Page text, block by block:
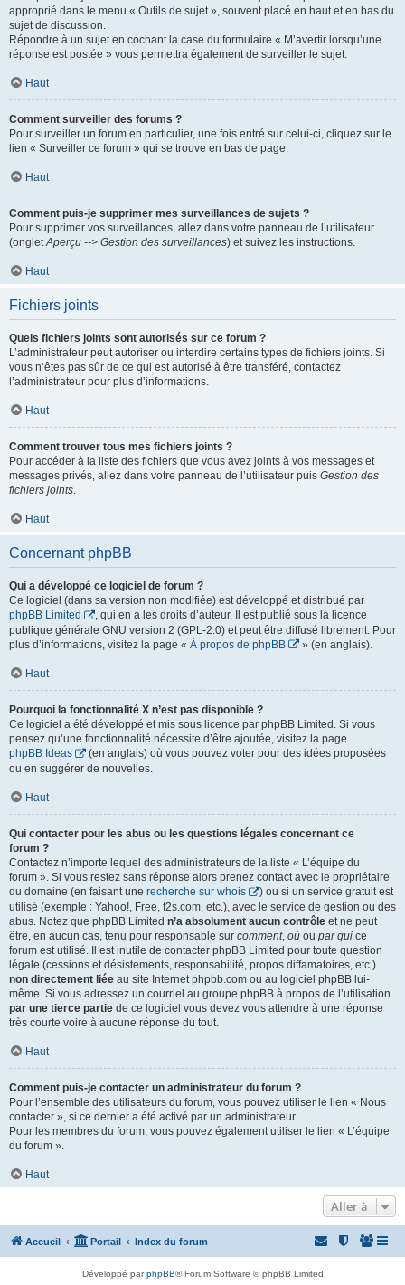
approprié dans le menu « Outils de sujet », souvent placé en haut et en bas du
sujet de discussion.
Répondre à un sujet en cochant la case du formulaire « M’avertir lorsqu’une
réponse est postée » vous permettra également de surveiller le sujet.
Haut
Comment surveiller des forums ?
Pour surveiller un forum en particulier, une fois entré sur celui-ci, cliquez sur le
lien « Surveiller ce forum » qui se trouve en bas de page.
Haut
Comment puis-je supprimer mes surveillances de sujets ?
Pour supprimer vos surveillances, allez dans votre panneau de l’utilisateur
(ongletAperçu --> Gestion des surveillances) et suivez les instructions.
Haut
Fichiers joints
Quels fichiers joints sont autorisés sur ce forum ?
L’administrateur peut autoriser ou interdire certains types de fichiers joints. Si
vous n’êtes pas sûr de ce qui est autorisé à être transféré, contactez
l’administrateur pour plus d’informations.
Haut
Comment trouver tous mes fichiers joints ?
Pour accéder à la liste des fichiers que vous avez joints à vos messages et
messages privés, allez dans votre panneau de l’utilisateur puis Gestion des
fichiers joints.
Haut
Concernant phpBB
Qui a développé ce logiciel de forum ?
Ce logiciel (dans sa version non modifiée) est développé et distribué par
phpBB Limited
, qui en a les droits d’auteur. Il est publié sous la licence
publique générale GNU version 2 (GPL-2.0) et peut être diffusé librement. Pour
plus d’informations, visitez la page « À propos de phpBB » (en anglais).
Haut
Pourquoi la fonctionnalité X n’est pas disponible ?
Ce logiciel a été développé et mis sous licence par phpBB Limited. Si vous
pensez qu’une fonctionnalité nécessite d’être ajoutée, visitez la page
phpBB Ideas
(en anglais) où vous pouvez voter pour des idées proposées
ou en suggérer de nouvelles.
Haut
Qui contacter pour les abus ou les questions légales concernant ce
forum ?
Contactez n’importe lequel des administrateurs de la liste « L’équipe du
forum ». Si vous restez sans réponse alors prenez contact avec le propriétaire
du domaine (en faisant une recherche sur whois
) ou si un service gratuit est
utilisé (exemple : Yahoo!, Free, f2s.com, etc.), avec le service de gestion ou des
abus. Notez que phpBB Limited n’a absolument aucun contrôle et ne peut
être, en aucun cas, tenu pour responsable sur comment, où ou par qui ce
forum est utilisé. Il est inutile de contacter phpBB Limited pour toute question
légale (cessions et désistements, responsabilité, propos diffamatoires, etc.)
non directement liée au site Internet phpbb.com ou au logiciel phpBB lui-
même. Si vous adressez un courriel au groupe phpBB à propos de l’utilisation
par une tierce partie de ce logiciel vous devez vous attendre à une réponse
très courte voire à aucune réponse du tout.
Haut
Comment puis-je contacter un administrateur du forum ?
Pour l’ensemble des utilisateurs du forum, vous pouvez utiliser le lien « Nous
contacter », si ce dernier a été activé par un administrateur.
Pour les membres du forum, vous pouvez également utiliser le lien « L’équipe
du forum ».
Haut
Aller à
Accueil Portail Index du forum
Développé parphpBB® Forum Software © phpBB Limited